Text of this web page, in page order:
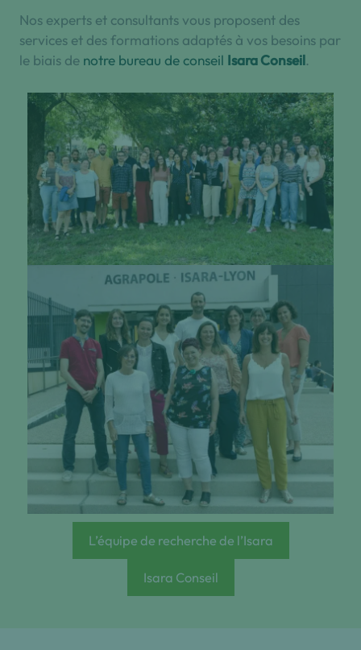
Nos experts et consultants vous proposent des
services et des formations adaptés à vos besoins par
le biais de notre bureau de conseil Isara Conseil.
L’équipe de recherche de l’Isara
Isara Conseil